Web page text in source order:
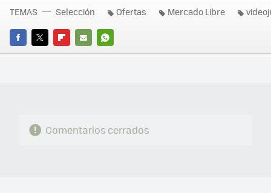
FACEBOOK
TWITTERFLIPBOARD
E-
WHATSAPP
TEMAS Selección Ofertas Mercado Libre
Comentarios cerrados